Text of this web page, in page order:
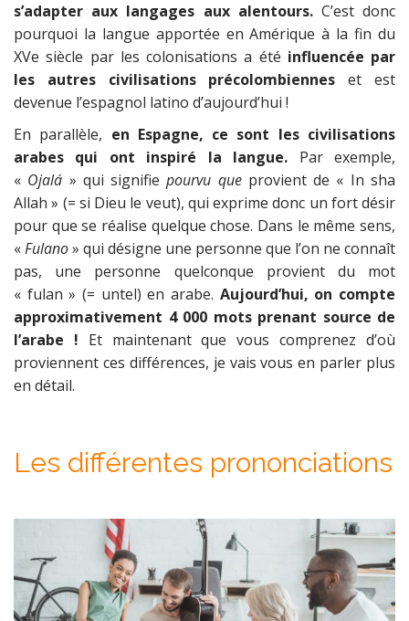
s’adapter aux langages aux alentours.C’est donc
pourquoi la langue apportée en Amérique à la fin du
XVe siècle par les colonisations a été influencée par
les autres civilisations précolombiennes et est
devenue l’espagnol latino d’aujourd’hui !
En parallèle, en Espagne, ce sont les civilisations
arabes qui ont inspiré la langue. Par exemple,
« Ojalá » qui signifiepourvu queprovient de « In sha
Allah » (= si Dieu le veut), qui exprime donc un fort désir
pour que se réalise quelque chose. Dans le même sens,
«Fulano» qui désigne une personne que l’on ne connaît
pas, une personne quelconque provient du mot
« fulan » (= untel) en arabe. Aujourd’hui, on compte
approximativement 4 000 mots prenant source de
l’arabe ! Et maintenant que vous comprenez d’où
proviennent ces différences, je vais vous en parler plus
en détail.
Les différentes prononciations